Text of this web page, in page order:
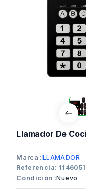
Llamador De
Marca :LLAMADOR
Referencia:
Condición :Nuevo